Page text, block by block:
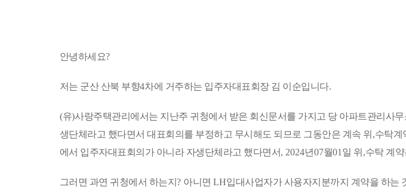
안녕하세요?
저는 군산 산북 부향4차에 거주하는 입주자대표회장 김 이순입니다.
(유)사랑주택관리에서는 지난주 귀청에서 받은 회신문서를 가지고 당 아파트관리사
생단체라고 했다면서 대표회의를 부정하고 무시해도 되므로 그동안은 계속 위 ,수탁계
에서 입주자대표회의가 아니라 자생단체라고 했다면서, 2024년07월01 일 위 ,수탁 계
그러면 과연 귀청에서 하는지 ? 아니면 LH입대사업자가 사용자지분까지 계약을 하는
작
"시
민
론
방" 저
작
물
공